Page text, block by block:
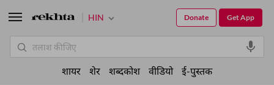
HIN Get App
Donate
शायर शेर शब्दकोश वीडियो ई-पुस्तक